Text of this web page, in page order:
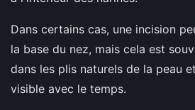
Dans certains cas, une incision
la base du nez, mais cela est
dans les plis naturels de la peau
visible avec le temps.